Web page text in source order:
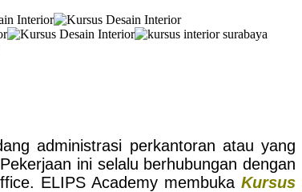
administrasi perkantoran atau yang
ini selalu berhubungan dengan
ELIPS Academy membuka Kursus